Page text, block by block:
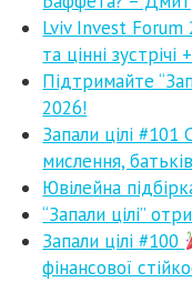
Lviv Invest Forum
та цінні зустрічі +
Підтримайте
2026!
Запали цілі #101
мислення,
Ювілейна
“Запали цілі”
Запали цілі #100
фінансової